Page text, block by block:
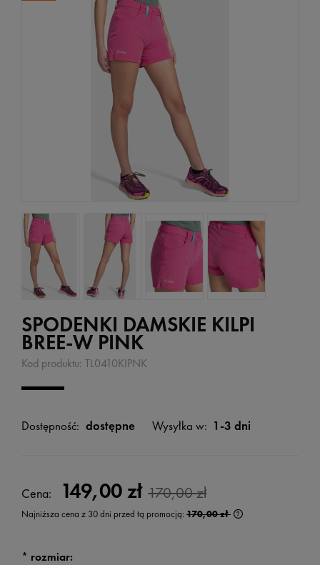
SPODENKI DAMSKIE KILPI
BREE-W PINK
Kod produktu: TL0410KIPNK
Dostępność: dostępne Wysyłka w: 1-3 dni
Cena: 149,00 zł 170,00 zł
Najniższa cena z 30 dni przed tą promocją: 170,00 zł
* rozmiar: